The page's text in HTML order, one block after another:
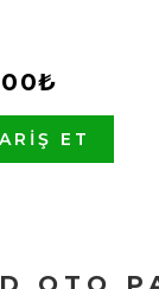
ET